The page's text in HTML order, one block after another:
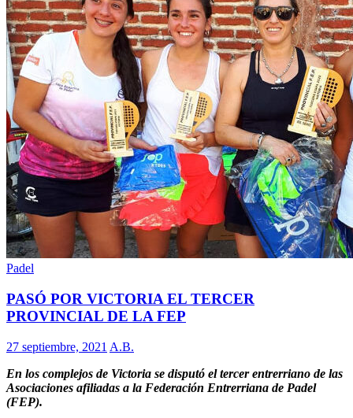
Padel
PASÓ POR VICTORIA EL TERCER
PROVINCIAL DE LA FEP
27 septiembre, 2021 A.B.
En los complejos de Victoria se disputó el tercer entrerriano de las
Asociaciones afiliadas a la Federación Entrerriana de Padel
(FEP).